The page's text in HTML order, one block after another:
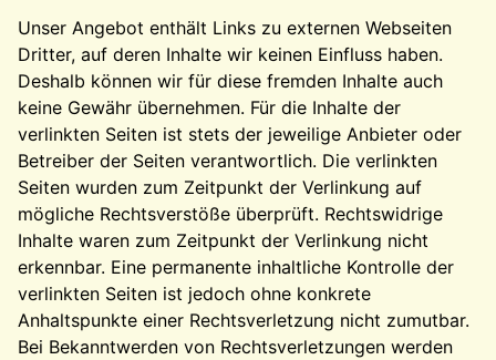
Unser Angebot enthält Links zu externen Webseiten
Dritter, auf deren Inhalte wir keinen Einfluss haben.
Deshalb können wir für diese fremden Inhalte auch
keine Gewähr übernehmen. Für die Inhalte der
verlinkten Seiten ist stets der jeweilige Anbieter oder
Betreiber der Seiten verantwortlich. Die verlinkten
Seiten wurden zum Zeitpunkt der Verlinkung auf
mögliche Rechtsverstöße überprüft. Rechtswidrige
Inhalte waren zum Zeitpunkt der Verlinkung nicht
erkennbar. Eine permanente inhaltliche Kontrolle der
verlinkten Seiten ist jedoch ohne konkrete
Anhaltspunkte einer Rechtsverletzung nicht zumutbar.
Bei Bekanntwerden von Rechtsverletzungen werden